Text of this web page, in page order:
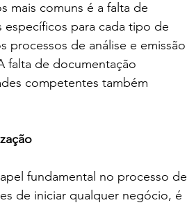
mais comuns é a falta de
para cada tipo de
processos de análise e emissão
falta de documentação
competentes também
fundamental no processo de
de iniciar qualquer negócio, é